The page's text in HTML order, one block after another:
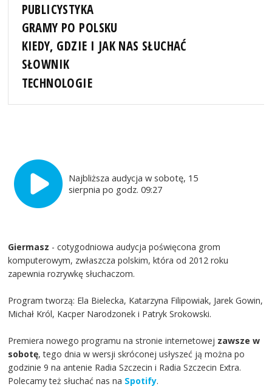
PUBLICYSTYKA
GRAMY PO POLSKU
KIEDY, GDZIE I JAK NAS SŁUCHAĆ
SŁOWNIK
TECHNOLOGIE
Najbliższa audycja w sobotę, 15
sierpnia po godz. 09:27
Giermasz - cotygodniowa audycja poświęcona grom
komputerowym, zwłaszcza polskim, która od 2012 roku
zapewnia rozrywkę słuchaczom.
Program tworzą: Ela Bielecka, Katarzyna Filipowiak, Jarek Gowin,
Michał Król, Kacper Narodzonek i Patryk Srokowski.
Premiera nowego programu na stronie internetowej zawsze w
sobotę, tego dnia w wersji skróconej usłyszeć ją można po
godzinie 9 na antenie Radia Szczecin i Radia Szczecin Extra.
Polecamy też słuchać nas na Spotify.